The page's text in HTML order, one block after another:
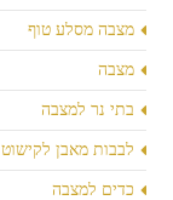
מצבה מסלע טוף
מצבה
בתי נר למצבה
לבבות מאבן לקישוט
כדים למצבה